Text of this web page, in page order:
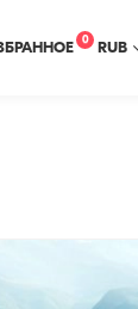
0 RUB